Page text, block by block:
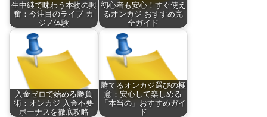
生中継で味わう本物の興
奮：今注目のライブ カ
ジノ体験
初心者も安心！すぐ使え
るオンカジ おすすめ完
全ガイド
入金ゼロで始める勝負
術：オンカジ 入金不要
ボーナスを徹底攻略
勝てるオンカジ選びの極
意：安心して楽しめる
「本当の」おすすめガイ
ド